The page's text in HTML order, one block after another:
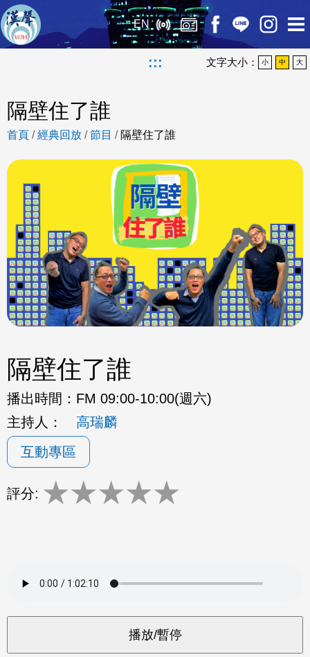
EN
::: 文字大小： 小 中 大
隔壁住了誰
首頁 /經典回放 /節目 / 隔壁住了誰
隔壁住了誰
播出時間： FM 09:00-10:00(週六)
主持人：
高瑞麟
互動專區
評分: ★★★★★